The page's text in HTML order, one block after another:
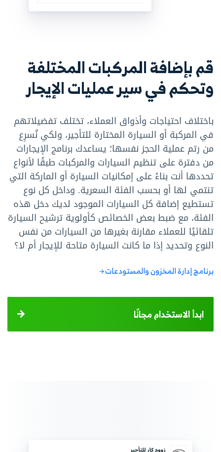
قم بإضافة المركبات المختلفة
وتحكم في سير عمليات الإيجار
باختلاف احتياجات وأذواق العملاء، تختلف تفضيلاتهم
في المركبة أو السيارة المختارة للتأجير، ولكي نٌسرِع
من رتم عملية الحجز نفسها؛ يساعدك برنامج الإيجارات
من دفترة على تنظيم السيارات والمركبات طبقًا لأنواع
تحددها أنت بناءً على إمكانيات السيارة أو الماركة التي
تنتمي لها أو بحسب الفئة السعرية. وداخل كل نوع
تستطيع إضافة كل السيارات الموجود لديك دخل هذه
الفئة، مع ضبط بعض الخصائص كأولوية ترشيح السيارة
تلقائيًا للعملاء مقارنة بغيرها من السيارات من نفس
النوع وتحديد إذا ما كانت السيارة متاحة للإيجار أم لا؟
برنامج إدارة المخزون والمستودعات
ابدأ الاستخدام مجانًا